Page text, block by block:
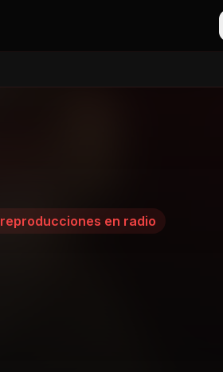
reproducciones en radio